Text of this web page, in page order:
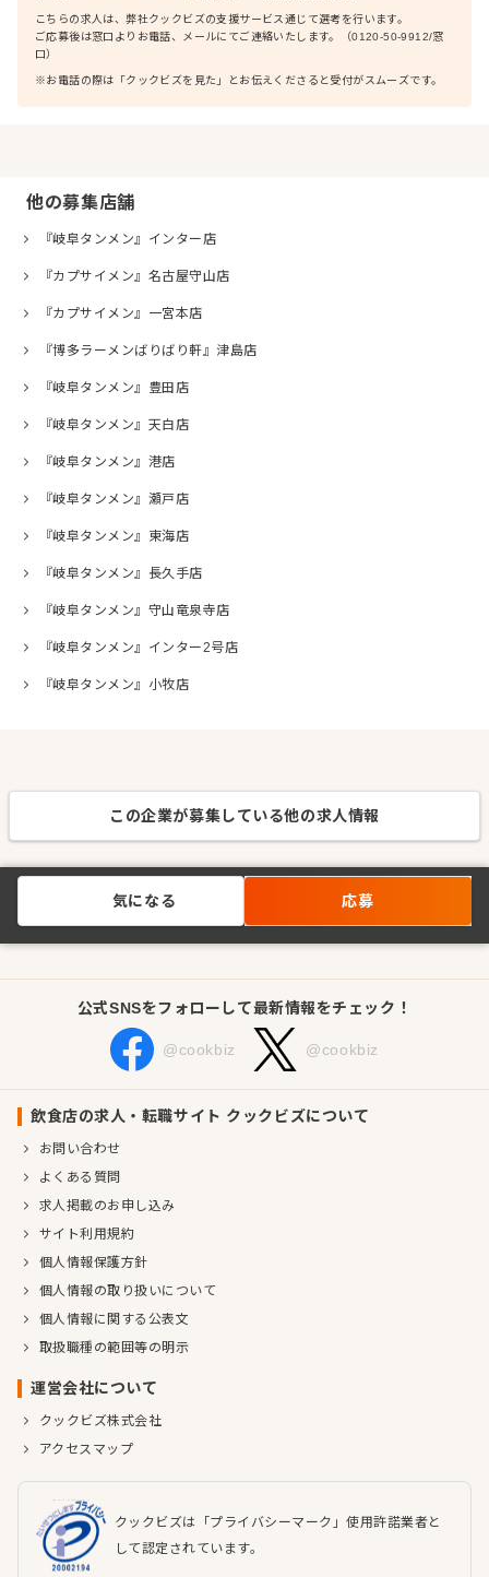
こちらの求人は、弊社クックビズの支援サービス通じて選考を行います。
ご応募後は窓口よりお電話、メールにてご連絡いたします。（0120-50-9912/窓
口）
※お電話の際は「クックビズを見た」とお伝えくださると受付がスムーズです。
他の募集店舗
『岐阜タンメン』インター店
『カプサイメン』名古屋守山店
『カプサイメン』一宮本店
『博多ラーメンばりばり軒』津島店
『岐阜タンメン』豊田店
『岐阜タンメン』天白店
『岐阜タンメン』港店
『岐阜タンメン』瀬戸店
『岐阜タンメン』東海店
『岐阜タンメン』長久手店
『岐阜タンメン』守山竜泉寺店
『岐阜タンメン』インター2号店
『岐阜タンメン』小牧店
この企業が募集している他の求人情報
気になる 応募
公式SNSをフォローして最新情報をチェック！
@cookbiz @cookbiz
飲食店の求人・転職サイト クックビズについて
お問い合わせ
よくある質問
求人掲載のお申し込み
サイト利用規約
個人情報保護方針
個人情報の取り扱いについて
個人情報に関する公表文
取扱職種の範囲等の明示
運営会社について
クックビズ株式会社
アクセスマップ
クックビズは「プライバシーマーク」使用許諾業者と
して認定されています。